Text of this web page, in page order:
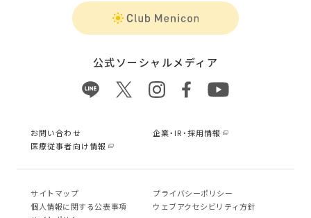
公式ソーシャルメディア
お問い合わせ
企業・IR・採用情報
医療従事者向け情報
サイトマップ
プライバシーポリシー
個⼈情報に関する公表事項
ウェブアクセシビリティ方針